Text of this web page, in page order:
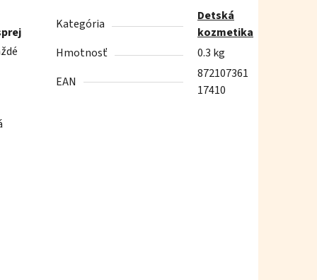
Kategória
Detská
kozmetika
Hmotnosť
0.3 kg
EAN
872107361
17410